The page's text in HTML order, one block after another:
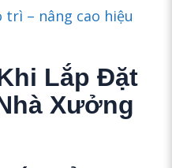
– nâng cao hiệu
Lắp Đặt
Xưởng